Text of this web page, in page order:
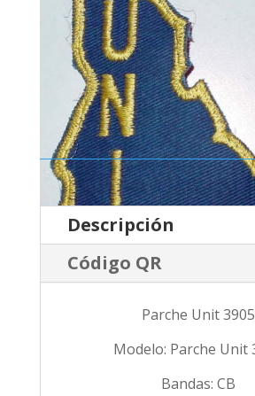
Descripción
Código QR
Parche Unit 3905
Modelo: Parche Unit
Bandas: CB